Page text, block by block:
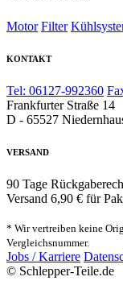
Motor Filter
KONTAKT
Tel: 06127-992360
Frankfurter Straße 14
D - 65527
VERSAND
90 Tage
Versand 6,90 € für
* Wir vertreiben keine
Vergleichsnummer.
Jobs / Karriere
© Schlepper-Teile.de